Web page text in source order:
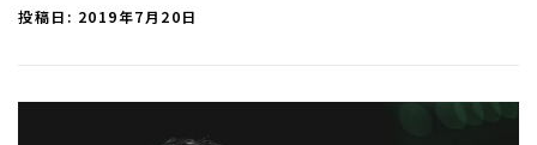
投稿日: 2019年7月20日